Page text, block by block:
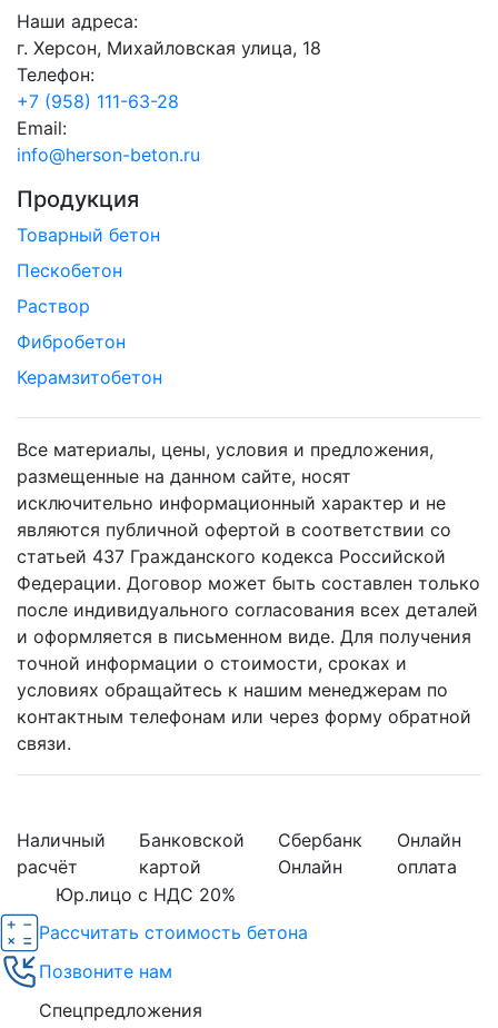
Наши адреса:
г. Херсон, Михайловская улица, 18
Телефон:
+7 (958) 111-63-28
Email:
info@herson-beton.ru
Продукция
Товарный бетон
Пескобетон
Раствор
Фибробетон
Керамзитобетон
Все материалы, цены, условия и предложения,
размещенные на данном сайте, носят
исключительно информационный характер и не
являются публичной офертой в соответствии со
статьей 437 Гражданского кодекса Российской
Федерации. Договор может быть составлен только
после индивидуального согласования всех деталей
и оформляется в письменном виде. Для получения
точной информации о стоимости, сроках и
условиях обращайтесь к нашим менеджерам по
контактным телефонам или через форму обратной
связи.
Наличный
расчёт
Банковской
картой
Сбербанк
Онлайн
Онлайн
оплата
Юр.лицо с НДС 20%
Рассчитать стоимость бетона
Позвоните нам
Спецпредложения